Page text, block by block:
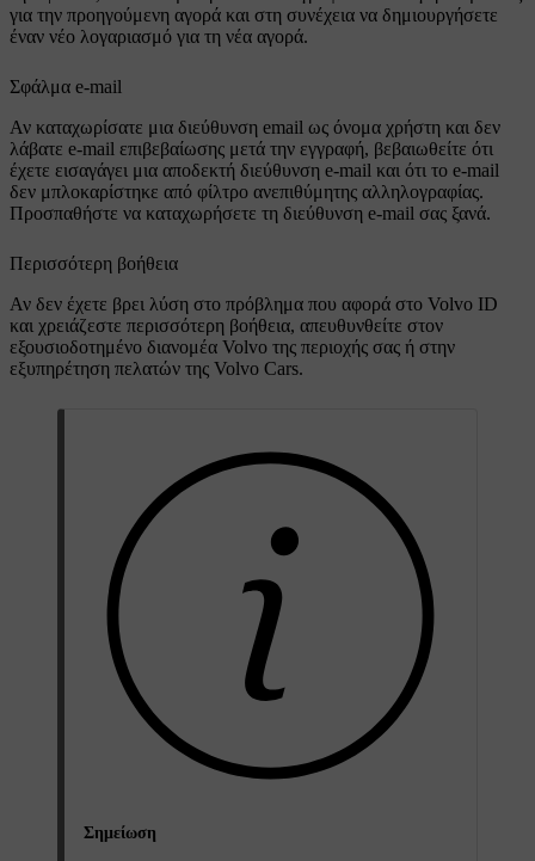
για την προηγούμενη αγορά και στη συνέχεια να δημιουργήσετε
έναν νέο λογαριασμό για τη νέα αγορά.
Σφάλμα e-mail
Αν καταχωρίσατε μια διεύθυνση email ως όνομα χρήστη και δεν
λάβατε e-mail επιβεβαίωσης μετά την εγγραφή, βεβαιωθείτε ότι
έχετε εισαγάγει μια αποδεκτή διεύθυνση e-mail και ότι το e-mail
δεν μπλοκαρίστηκε από φίλτρο ανεπιθύμητης αλληλογραφίας.
Προσπαθήστε να καταχωρήσετε τη διεύθυνση e-mail σας ξανά.
Περισσότερη βοήθεια
Αν δεν έχετε βρει λύση στο πρόβλημα που αφορά στο Volvo ID
και χρειάζεστε περισσότερη βοήθεια, απευθυνθείτε στον
εξουσιοδοτημένο διανομέα Volvo της περιοχής σας ή στην
εξυπηρέτηση πελατών της Volvo Cars.
Σημείωση